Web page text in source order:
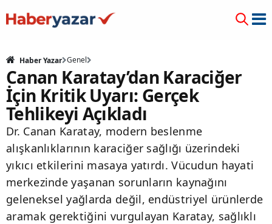
Haber Yazar Genel
Canan Karatay’dan Karaciğer
İçin Kritik Uyarı: Gerçek
Tehlikeyi Açıkladı
Dr. Canan Karatay, modern beslenme
alışkanlıklarının karaciğer sağlığı üzerindeki
yıkıcı etkilerini masaya yatırdı. Vücudun hayati
merkezinde yaşanan sorunların kaynağını
geleneksel yağlarda değil, endüstriyel ürünlerde
aramak gerektiğini vurgulayan Karatay, sağlıklı